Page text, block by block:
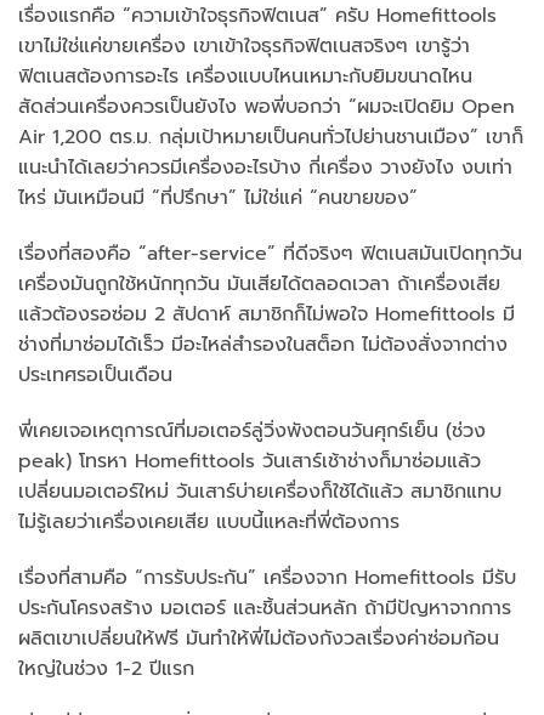
เรื่องแรกคือ “ความเข้าใจธุรกิจฟิตเนส” ครับ Homefittools
เขาไม่ใช่แค่ขายเครื่อง เขาเข้าใจธุรกิจฟิตเนสจริงๆ เขารู้ว่า
ฟิตเนสต้องการอะไร เครื่องแบบไหนเหมาะกับยิมขนาดไหน
สัดส่วนเครื่องควรเป็นยังไง พอพี่บอกว่า “ผมจะเปิดยิม Open
Air 1,200 ตร.ม. กลุ่มเป้าหมายเป็นคนทั่วไปย่านชานเมือง” เขาก็
แนะนำได้เลยว่าควรมีเครื่องอะไรบ้าง กี่เครื่อง วางยังไง งบเท่า
ไหร่ มันเหมือนมี “ที่ปรึกษา” ไม่ใช่แค่ “คนขายของ”
เรื่องที่สองคือ “after-service” ที่ดีจริงๆ ฟิตเนสมันเปิดทุกวัน
เครื่องมันถูกใช้หนักทุกวัน มันเสียได้ตลอดเวลา ถ้าเครื่องเสีย
แล้วต้องรอซ่อม 2 สัปดาห์ สมาชิกก็ไม่พอใจ Homefittools มี
ช่างที่มาซ่อมได้เร็ว มีอะไหล่สำรองในสต็อก ไม่ต้องสั่งจากต่าง
ประเทศรอเป็นเดือน
พี่เคยเจอเหตุการณ์ที่มอเตอร์ลู่วิ่งพังตอนวันศุกร์เย็น (ช่วง
peak) โทรหา Homefittools วันเสาร์เช้าช่างก็มาซ่อมแล้ว
เปลี่ยนมอเตอร์ใหม่ วันเสาร์บ่ายเครื่องก็ใช้ได้แล้ว สมาชิกแทบ
ไม่รู้เลยว่าเครื่องเคยเสีย แบบนี้แหละที่พี่ต้องการ
เรื่องที่สามคือ “การรับประกัน” เครื่องจาก Homefittools มีรับ
ประกันโครงสร้าง มอเตอร์ และชิ้นส่วนหลัก ถ้ามีปัญหาจากการ
ผลิตเขาเปลี่ยนให้ฟรี มันทำให้พี่ไม่ต้องกังวลเรื่องค่าซ่อมก้อน
ใหญ่ในช่วง 1-2 ปีแรก